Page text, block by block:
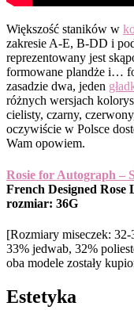
Większość staników w
zakresie A-E, B-DD i
reprezentowany jest
formowane plandże i…
zasadzie dwa, jeden
różnych wersjach
cielisty, czarny,
oczywiście w Polsce
Wam opowiem.
Rosie for Autograph –
French Designed Rose
rozmiar: 36G
[Rozmiary miseczek:
33% jedwab, 32%
oba modele zostały
Estetyka